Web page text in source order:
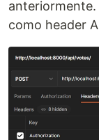
como header